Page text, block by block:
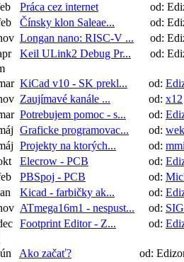
Práca cez internet od:
Čínsky klon Saleae... od:
Longan nano: RISC-V ... od:
Keil ULink2 Debug Pr... od:
KiCad v10 - SK prekl... od:
Zaujímavé kanále ... od: x12
Potrebujem pomoc - s... od:
Graficke programovac... od: wek
Projekty na ktorých... od:
Elecrow - PCB od:
PBSpoj - PCB od:
Kicad - farbičky ak... od:
ATmega16m1 - nespust... od:
Footprint Editor - Z... od:
Ako začať? od: